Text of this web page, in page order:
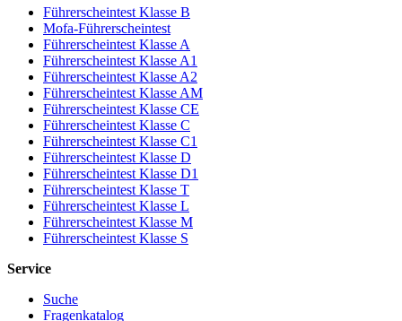
Führerscheintest Klasse B
Mofa-Führerscheintest
Führerscheintest Klasse A
Führerscheintest Klasse A1
Führerscheintest Klasse A2
Führerscheintest Klasse AM
Führerscheintest Klasse CE
Führerscheintest Klasse C
Führerscheintest Klasse C1
Führerscheintest Klasse D
Führerscheintest Klasse D1
Führerscheintest Klasse T
Führerscheintest Klasse L
Führerscheintest Klasse M
Führerscheintest Klasse S
Service
Suche
Fragenkatalog